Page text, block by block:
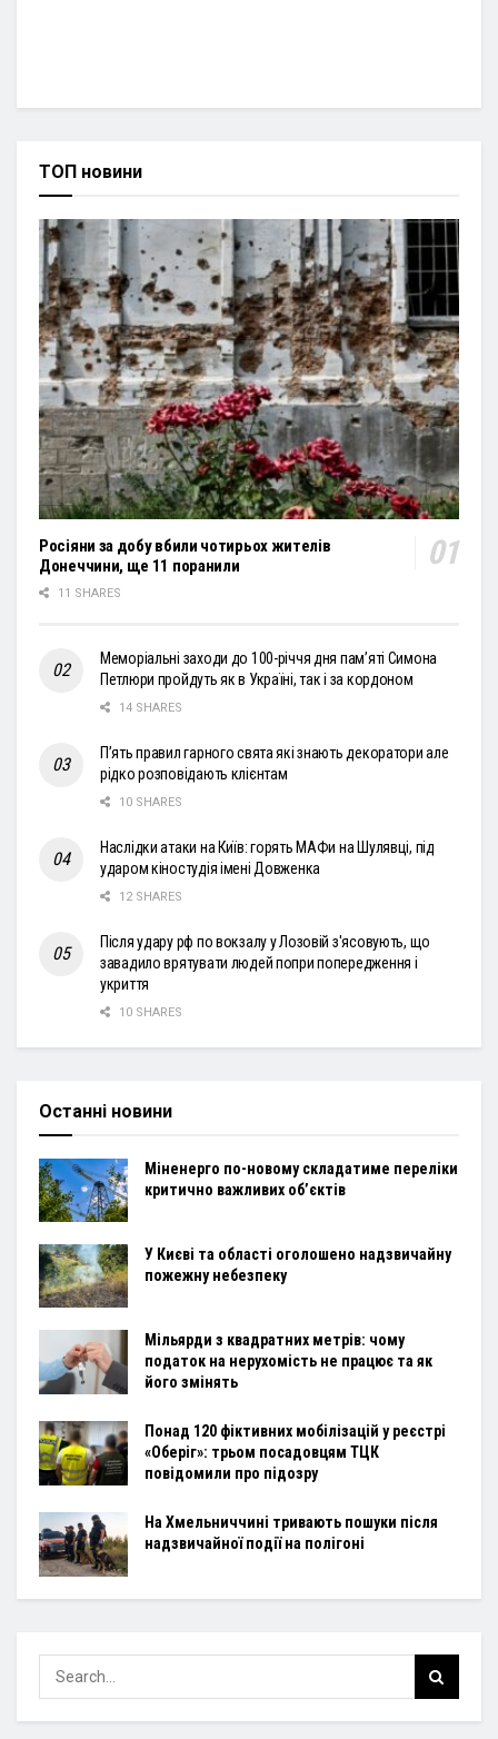
ТОП новини
Росіяни за добу вбили чотирьох жителів
Донеччини, ще 11 поранили
11 SHARES
Меморіальні заходи до 100-річчя дня пам’яті Симона
Петлюри пройдуть як в Україні, так і за кордоном
14 SHARES
П’ять правил гарного свята які знають декоратори але
рідко розповідають клієнтам
10 SHARES
Наслідки атаки на Київ: горять МАФи на Шулявці, під
ударом кіностудія імені Довженка
12 SHARES
Після удару рф по вокзалу у Лозовій з'ясовують, що
завадило врятувати людей попри попередження і
укриття
10 SHARES
Останні новини
Міненерго по-новому складатиме переліки
критично важливих об’єктів
У Києві та області оголошено надзвичайну
пожежну небезпеку
Мільярди з квадратних метрів: чому
податок на нерухомість не працює та як
його змінять
Понад 120 фіктивних мобілізацій у реєстрі
«Оберіг»: трьом посадовцям ТЦК
повідомили про підозру
На Хмельниччині тривають пошуки після
надзвичайної події на полігоні